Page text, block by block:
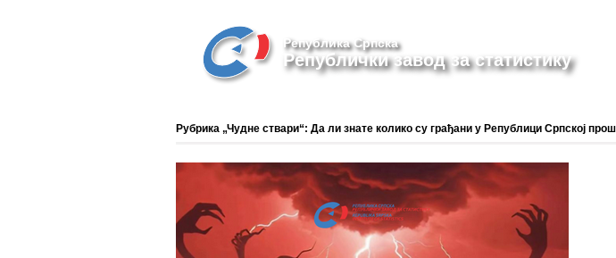
Република Српска
Републички завод за статистику
Рубрика „Чудне ствари“: Да ли знате колико су грађани у Републици Српској